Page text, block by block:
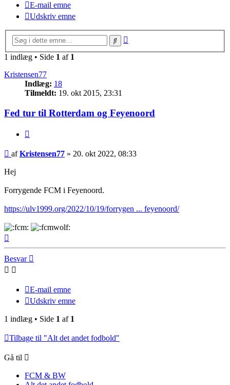
E-mail emne
Udskriv emne
Søg
1 indlæg • Side 1 af 1
Kristensen77
Indlæg: 18
Tilmeldt: 19. okt 2015, 23:31
Fed tur til Rotterdam og Feyenoord
Indlæg
afKristensen77 » 20. okt 2022, 08:33
Hej
Forrygende FCM i Feyenoord.
https://ulv1999.org/2022/10/19/forrygen ... feyenoord/
Besvar
E-mail emne
Udskriv emne
1 indlæg • Side 1 af 1
Tilbage til "Alt det andet fodbold"
Gå til
FCM & BW